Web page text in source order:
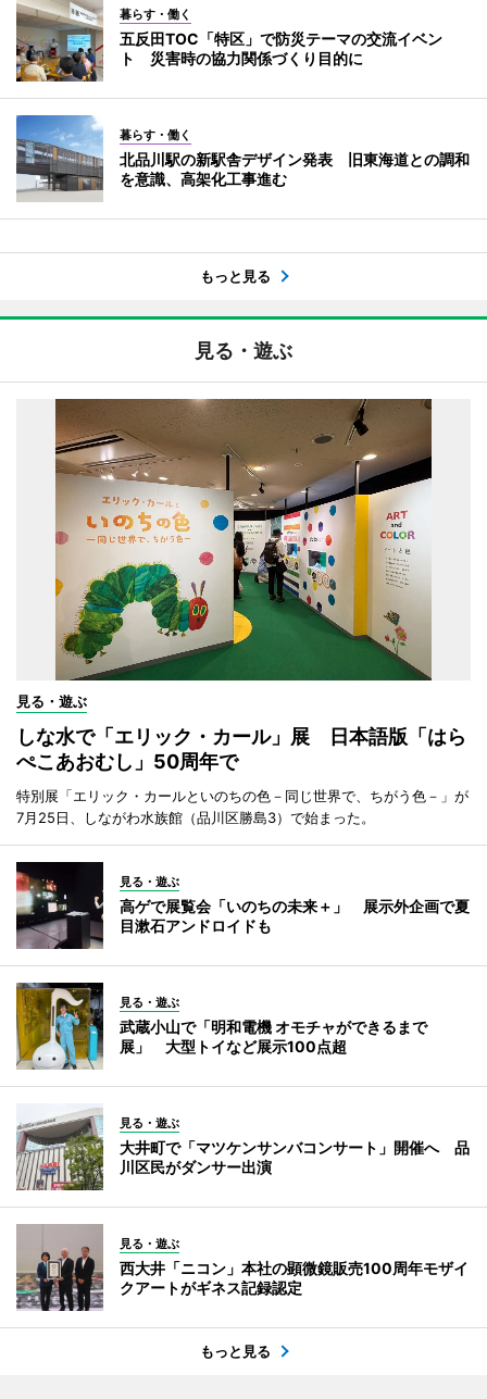
暮らす・働く
五反田TOC「特区」で防災テーマの交流イベン
ト 災害時の協力関係づくり目的に
暮らす・働く
北品川駅の新駅舎デザイン発表 旧東海道との調和
を意識、高架化工事進む
もっと見る
見る・遊ぶ
見る・遊ぶ
しな水で「エリック・カール」展 日本語版「はら
ぺこあおむし」50周年で
特別展「エリック・カールといのちの色－同じ世界で、ちがう色－」が
7月25日、しながわ水族館（品川区勝島3）で始まった。
見る・遊ぶ
高ゲで展覧会「いのちの未来＋」 展示外企画で夏
目漱石アンドロイドも
見る・遊ぶ
武蔵小山で「明和電機 オモチャができるまで
展」 大型トイなど展示100点超
見る・遊ぶ
大井町で「マツケンサンバコンサート」開催へ 品
川区民がダンサー出演
見る・遊ぶ
西大井「ニコン」本社の顕微鏡販売100周年モザイ
クアートがギネス記録認定
もっと見る